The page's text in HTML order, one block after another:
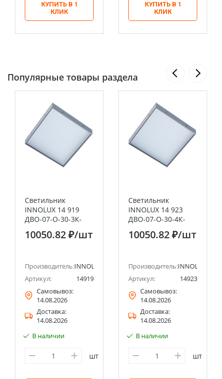
КУПИТЬ В 1
КЛИК
КУПИТЬ В 1
КЛИК
Популярные товары раздела
Светильник
INNOLUX 14 919
ДВО-07-О-30-3К-
10050.82 ₽/шт
Производитель:INNOLUX
Артикул:
14919
Самовывоз:
14.08.2026
Доставка:
14.08.2026
В наличии
шт
Светильник
INNOLUX 14 923
ДВО-07-О-30-4К-
10050.82 ₽/шт
Производитель:INNOLUX
Артикул:
14923
Самовывоз:
14.08.2026
Доставка:
14.08.2026
В наличии
шт